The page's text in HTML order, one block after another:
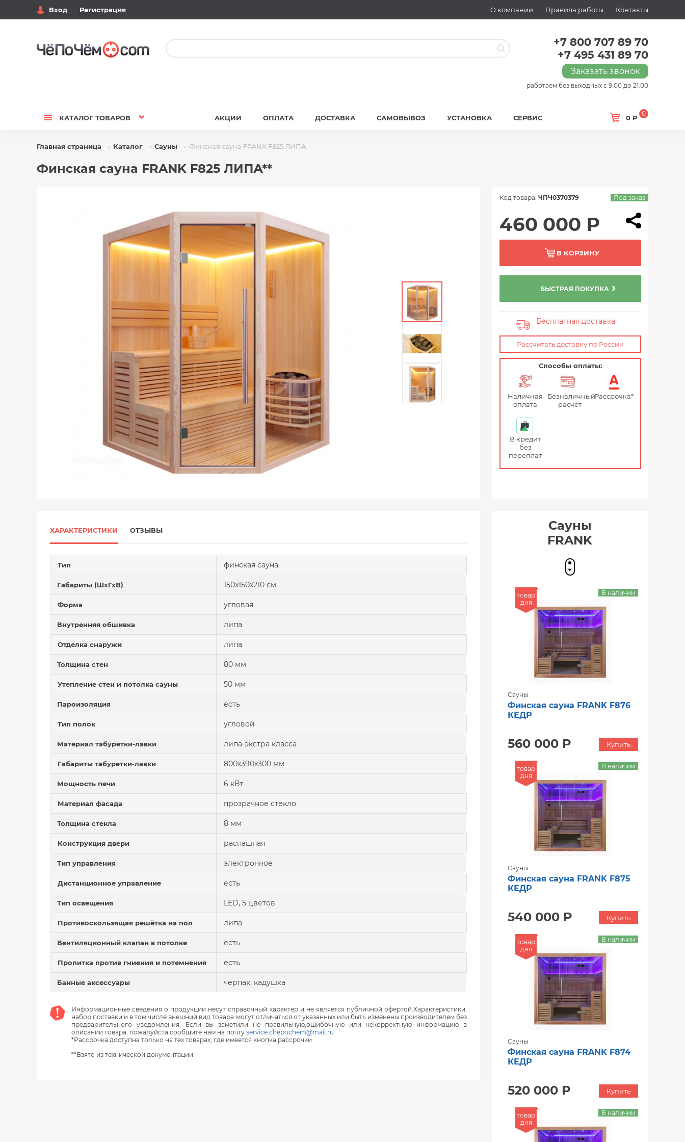
Вход Регистрация О компании Правила работы Контакты
+7 800 707 89 70
+7 495 431 89 70
Заказать звонок
работаем без выходных с 9:00 до 21:00
КАТАЛОГ ТОВАРОВ 0 Р
0
АКЦИИ ОПЛАТА ДОСТАВКА САМОВЫВОЗ УСТАНОВКА СЕРВИС
Главная страница Каталог Сауны Финская сауна FRANK F825 ЛИПА
Финская сауна FRANK F825 ЛИПА**
Код товара: ЧПЧ0370379 Под заказ
460 000 Р
В КОРЗИНУ
БЫСТРАЯ ПОКУПКА
Бесплатная доставка
Рассчитать доставку по России
Способы оплаты:
Наличная
оплата
Безналичный
расчет
Рассрочка*
В кредит
без
переплат
ХАРАКТЕРИСТИКИ ОТЗЫВЫ
Тип финская сауна
Габариты (ШхГхВ) 150х150х210 см
Форма угловая
Внутренняя обшивка липа
Отделка снаружи липа
Толщина стен 80 мм
Утепление стен и потолка сауны 50 мм
Пароизоляция есть
Тип полок угловой
Материал табуретки-лавки липа-экстра класса
Габариты табуретки-лавки 800х390х300 мм
Мощность печи 6 кВт
Материал фасада прозрачное стекло
Толщина стекла 8 мм
Конструкция двери распашная
Тип управления электронное
Дистанционное управление есть
Тип освещения LED, 5 цветов
Противоскользящая решётка на пол липа
Вентиляционный клапан в потолке есть
Пропитка против гниения и потемнения есть
Банные аксессуары черпак, кадушка
Информационные сведения о продукции несут справочный характер и не является публичной офертой.Характеристики,
набор поставки и в том числе внешний вид товара могут отличаться от указанных или быть изменены производителем без
предварительного уведомления. Если вы заметили не правильную,ошибочную или некорректную информацию в
описании товара, пожалуйста сообщите нам на почту service.chepochem@mail.ru
*Рассрочка доступна только на тех товарах, где имеется кнопка рассрочки
**Взято из технической документации
Сауны
FRANK
товар
дня
Сауны
Финская сауна FRANK F876
КЕДР
560 000 Р
В наличии
Купить
товар
дня
Сауны
Финская сауна FRANK F875
КЕДР
540 000 Р
В наличии
Купить
товар
дня
Сауны
Финская сауна FRANK F874
КЕДР
520 000 Р
В наличии
Купить
товар
дня
В наличии